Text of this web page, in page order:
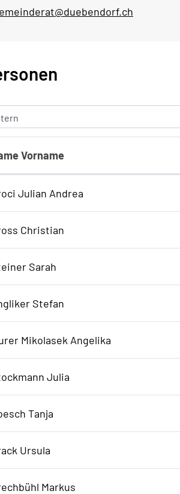
Vorname
Julian Andrea
Christian
Sarah
Stefan
Mikolasek Angelika
Julia
Tanja
Ursula
Markus